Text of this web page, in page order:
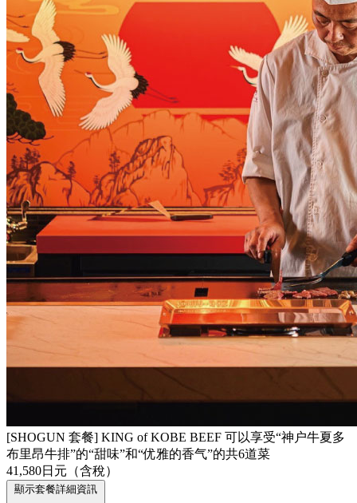
[SHOGUN 套餐] KING of KOBE BEEF 可以享受“神户牛夏多
布里昂牛排”的“甜味”和“优雅的香气”的共6道菜
41,580日元（含稅）